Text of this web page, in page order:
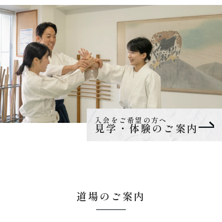
入会をご希望の方へ
見学・体験のご案内
道場のご案内